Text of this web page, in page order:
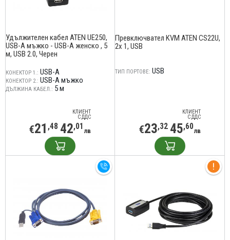
Удължителен кабел ATEN UE250,
USB-A мъжко - USB-A женско , 5
м, USB 2.0, Черен
КОНЕКТОР 1.: USB-A
КОНЕКТОР 2.: USB-A мъжко
ДЪЛЖИНА КАБЕЛ.: 5 м
КЛИЕНТ
С ДДС
€21 ,48 42,01 лв
Превключвател KVM ATEN CS22U,
2x 1, USB
ТИП ПОРТОВЕ: USB
КЛИЕНТ
С ДДС
€23,32 45,60лв